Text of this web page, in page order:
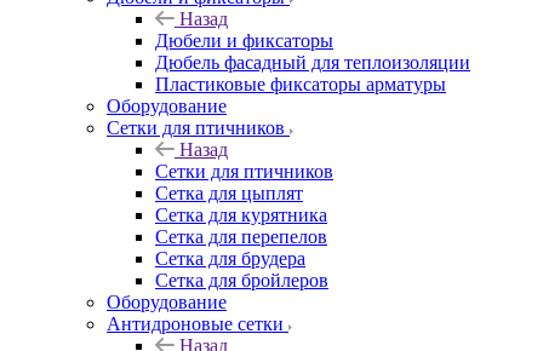
Назад
Дюбели и фиксаторы
Дюбель фасадный для теплоизоляции
Пластиковые фиксаторы арматуры
Оборудование
Сетки для птичников
Назад
Сетки для птичников
Сетка для цыплят
Сетка для курятника
Сетка для перепелов
Сетка для брудера
Сетка для бройлеров
Оборудование
Антидроновые сетки
Назад